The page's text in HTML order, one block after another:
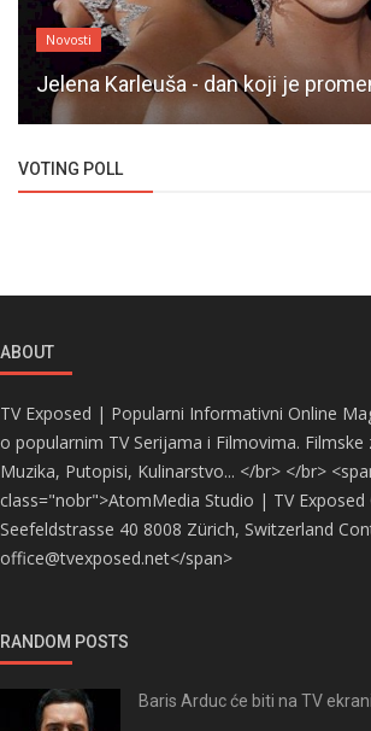
Novosti
Jelena Karleuša - dan koji je
VOTING POLL
ABOUT
TV Exposed | Popularni Informativni Online
o popularnim TV Serijama i Filmovima. Filmske
Muzika, Putopisi, Kulinarstvo... </br> </br>
class="nobr">AtomMedia Studio | TV Exposed
Seefeldstrasse 40 8008 Zürich, Switzerland
office@tvexposed.net</span>
RANDOM POSTS
Baris Arduc će biti na TV